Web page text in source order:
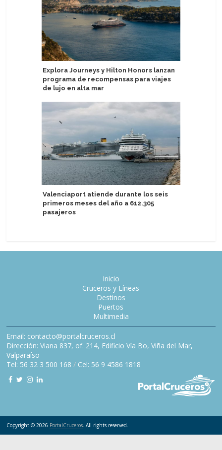
Explora Journeys y Hilton Honors lanzan
programa de recompensas para viajes
de lujo en alta mar
Valenciaport atiende durante los seis
primeros meses del año a 612.305
pasajeros
Inicio
Cruceros y Líneas
Destinos
Puertos
Multimedia
Email: contacto@portalcruceros.cl
Dirección: Viana 837, of. 214, Edificio Vía Bo, Viña del Mar,
Valparaíso
Tel: 56 32 3 500 168 / Cel: 56 9 4586 1818
Copyright © 2026 PortalCruceros. All rights reserved.